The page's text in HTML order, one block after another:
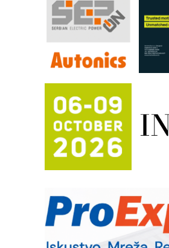
Automatizacija pakovanja
(Shelf-Ready) omotnice
Proizvodnja iC7 Hybrid
mrežnog pretvarača sa
hlađenjem
Trajna oznaka kao
Bezbednost na prvom
IB BLUMENAUER - više
poverenja u industriji
COMBYPACK
– Pametna signalizacija
upravljanje mašinama
Sigurnije ispitivanje
solarnim elektranama i